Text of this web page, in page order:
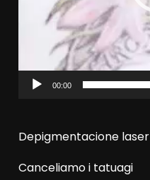
00:00
Depigmentacione laser
Canceliamo i tatuagi